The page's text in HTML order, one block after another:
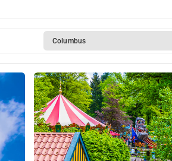
Columbus